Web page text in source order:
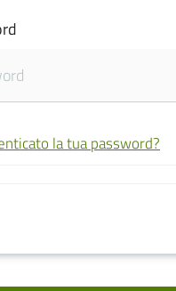
la tua password?